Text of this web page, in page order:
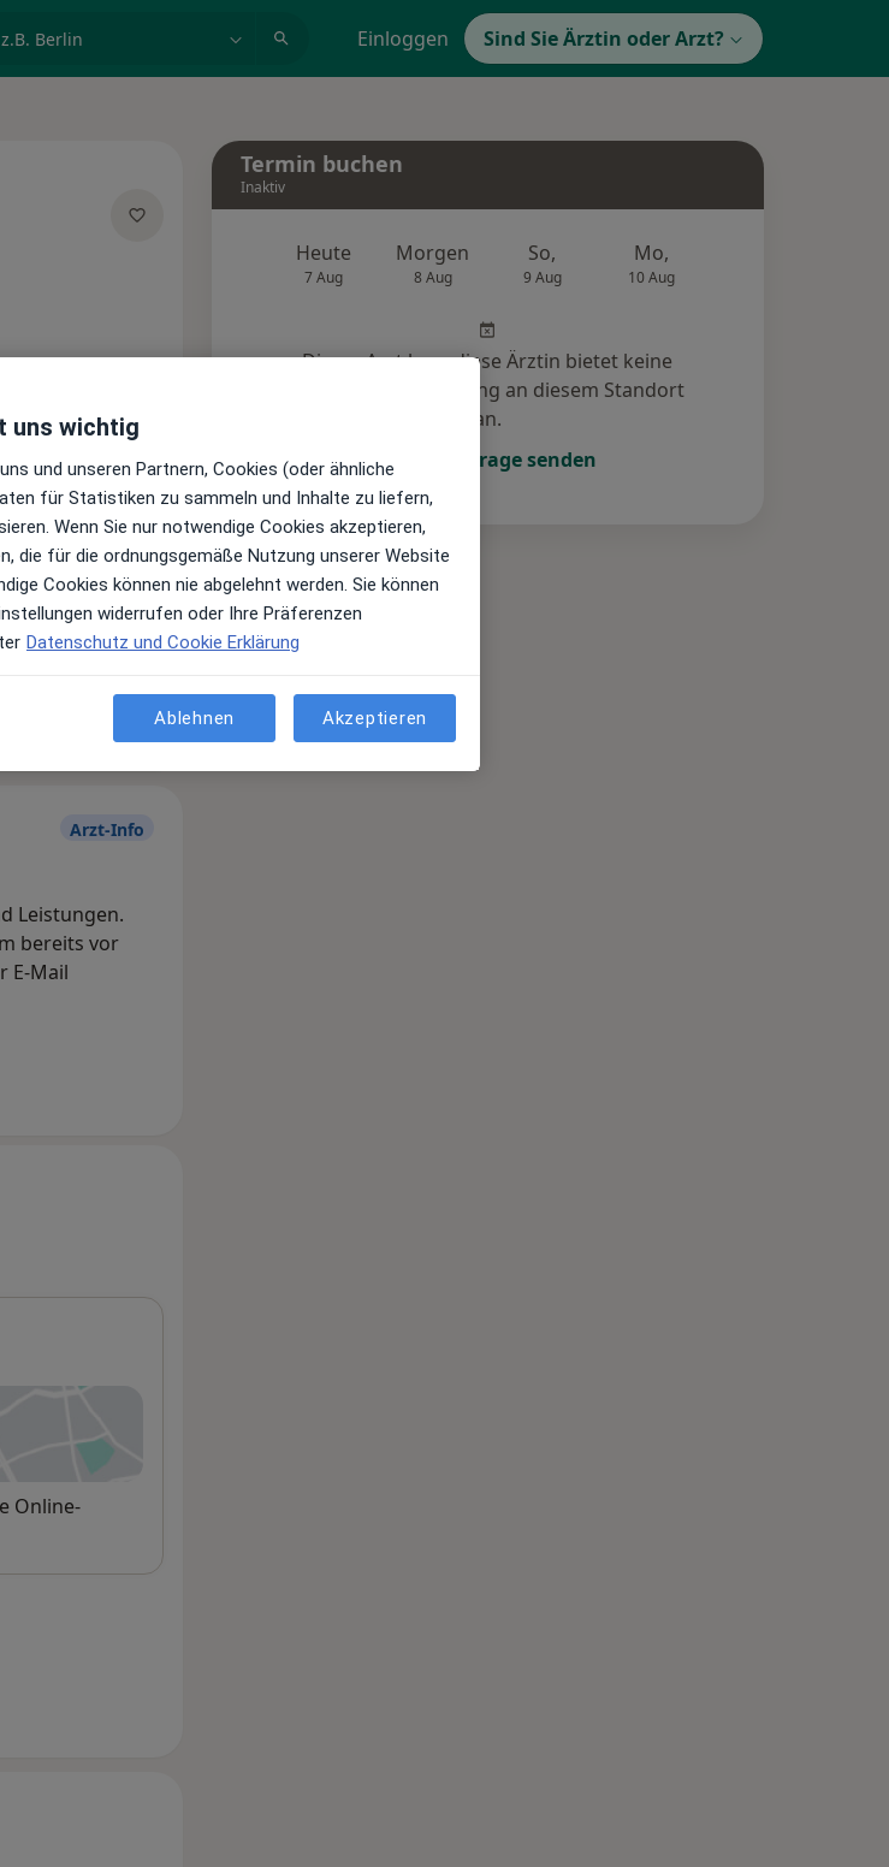
Einloggen Sind Sie Ärztin oder Arzt?
Arzt-Info
Leistungen.
bereits vor
E-Mail
Online-
Termin buchen
Inaktiv
Heute
7 Aug
Morgen
8 Aug
So,
9 Aug
Mo,
10 Aug
Dieser Arzt bzw. diese Ärztin bietet keine
Online-Terminbuchung an diesem Standort
an.
Terminanfrage senden
uns wichtig
und unseren Partnern, Cookies (oder ähnliche
für Statistiken zu sammeln und Inhalte zu liefern,
Wenn Sie nur notwendige Cookies akzeptieren,
die für die ordnungsgemäße Nutzung unserer Website
Cookies können nie abgelehnt werden. Sie können
widerrufen oder Ihre Präferenzen
Datenschutz und Cookie Erklärung
Ablehnen Akzeptieren